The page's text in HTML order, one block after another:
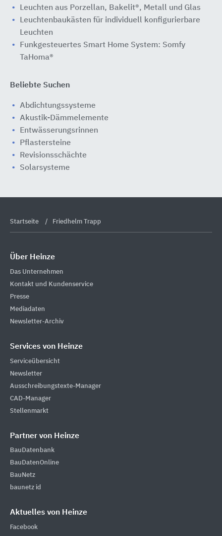
Leuchten aus Porzellan, Bakelit®, Metall und Glas
Leuchtenbaukästen für individuell konfigurierbare
Leuchten
Funkgesteuertes Smart Home System: Somfy
TaHoma®
Beliebte Suchen
Abdichtungssysteme
Akustik-Dämmelemente
Entwässerungsrinnen
Pflastersteine
Revisionsschächte
Solarsysteme
Startseite Friedhelm Trapp
Über Heinze
Das Unternehmen
Kontakt und Kundenservice
Presse
Mediadaten
Newsletter-Archiv
Services von Heinze
Serviceübersicht
Newsletter
Ausschreibungstexte-Manager
CAD-Manager
Stellenmarkt
Partner von Heinze
BauDatenbank
BauDatenOnline
BauNetz
baunetz id
Aktuelles von Heinze
Facebook